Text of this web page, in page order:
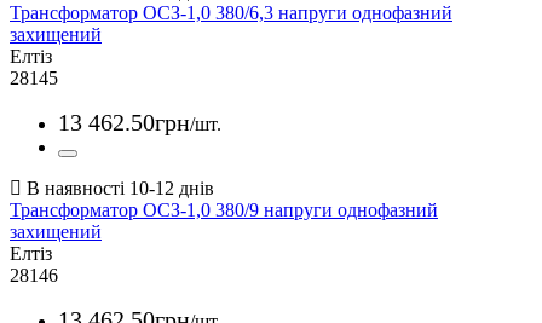
Трансформатор ОСЗ-1,0 380/6,3 напруги однофазний
захищений
Елтіз
28145
13 462.50грн/шт.
Трансформатор ОСЗ-1,0 380/9 напруги однофазний
захищений
Елтіз
28146